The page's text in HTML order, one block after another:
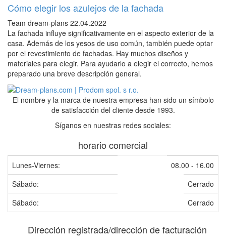
Cómo elegir los azulejos de la fachada
Team dream-plans 22.04.2022
La fachada influye significativamente en el aspecto exterior de la
casa. Además de los yesos de uso común, también puede optar
por el revestimiento de fachadas. Hay muchos diseños y
materiales para elegir. Para ayudarlo a elegir el correcto, hemos
preparado una breve descripción general.
El nombre y la marca de nuestra empresa han sido un símbolo
de satisfacción del cliente desde 1993.
Síganos en nuestras redes sociales:
horario comercial
Lunes-Viernes:
08.00 - 16.00
Sábado:
Cerrado
Sábado:
Cerrado
Dirección registrada/dirección de facturación